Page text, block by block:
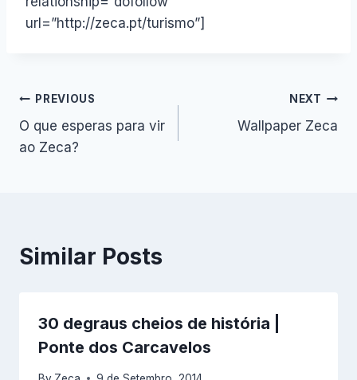
url=”http://zeca.pt/turismo”]
Navegação
de
PREVIOUS
O que esperas para vir
ao Zeca?
NEXT
Wallpaper Zeca
Similar Posts
30 degraus cheios de história |
Ponte dos Carcavelos